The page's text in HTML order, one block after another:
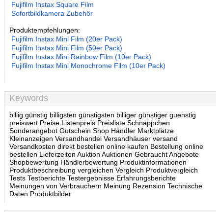
Fujifilm Instax Square Film
Sofortbildkamera Zubehör
Produktempfehlungen:
Fujifilm Instax Mini Film (20er Pack)
Fujifilm Instax Mini Film (50er Pack)
Fujifilm Instax Mini Rainbow Film (10er Pack)
Fujifilm Instax Mini Monochrome Film (10er Pack)
Keywords
billig günstig billigsten günstigsten billiger günstiger guenstig
preiswert Preise Listenpreis Preisliste Schnäppchen
Sonderangebot Gutschein Shop Händler Marktplätze
Kleinanzeigen Versandhandel Versandhäuser versand
Versandkosten direkt bestellen online kaufen Bestellung online
bestellen Lieferzeiten Auktion Auktionen Gebraucht Angebote
Shopbewertung Händlerbewertung Produktinformationen
Produktbeschreibung vergleichen Vergleich Produktvergleich
Tests Testberichte Testergebnisse Erfahrungsberichte
Meinungen von Verbrauchern Meinung Rezension Technische
Daten Produktbilder